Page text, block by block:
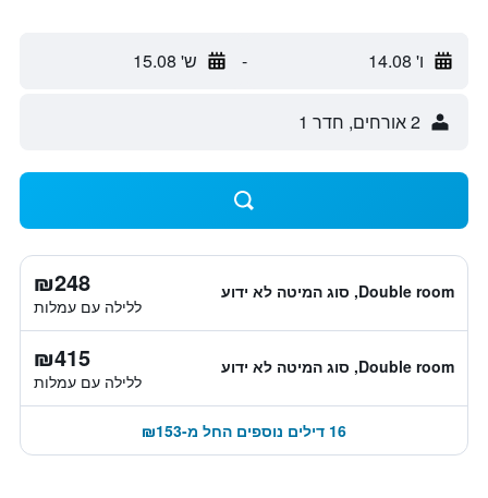
ו' 14.08 - ש' 15.08
2 אורחים, חדר 1
Double room, סוג המיטה לא ידוע ₪248
ללילה עם עמלות
Double room, סוג המיטה לא ידוע ₪415
ללילה עם עמלות
16 דילים נוספים החל מ-₪153